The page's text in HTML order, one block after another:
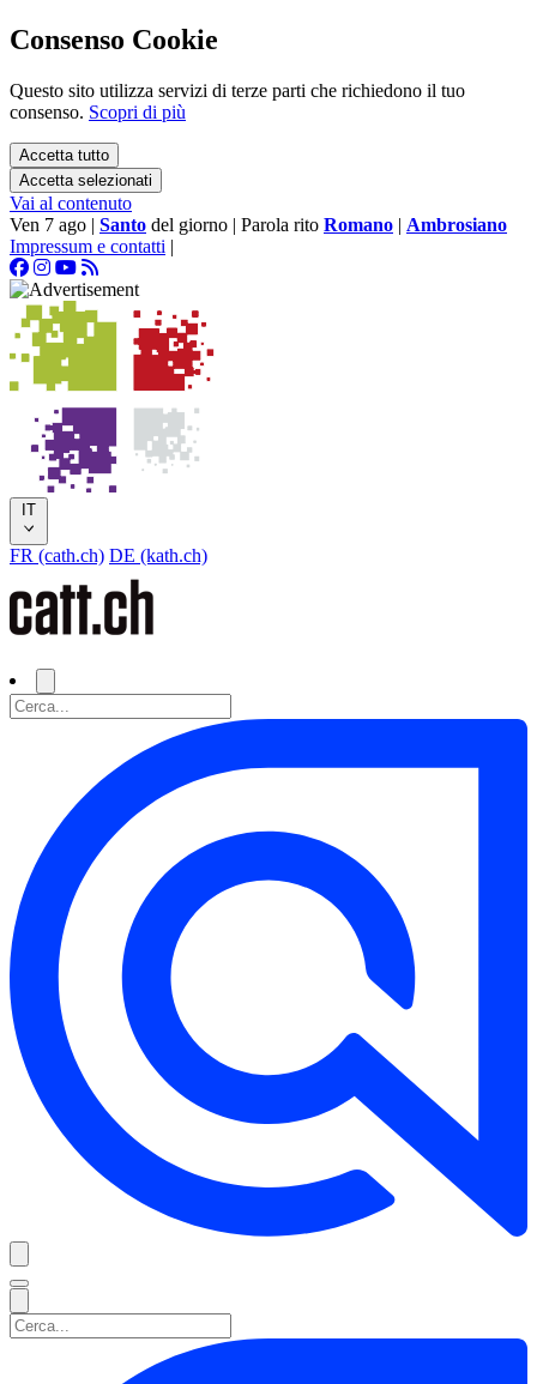
Consenso Cookie
Questo sito utilizza servizi di terze parti che richiedono il tuo
consenso. Scopri di più
Accetta tutto
Accetta selezionati
Vai al contenuto
Ven 7 ago | Santo del giorno | Parola rito Romano | Ambrosiano
Impressum e contatti |
IT
FR (cath.ch) DE (kath.ch)